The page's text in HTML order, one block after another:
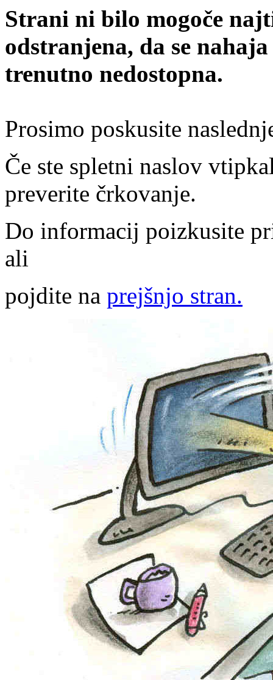
Strani ni bilo mogoče
odstranjena, da se
trenutno nedostopna.
Prosimo poskusite
Če ste spletni naslov
preverite črkovanje.
Do informacij poizkusite
ali
pojdite na prejšnjo stran.